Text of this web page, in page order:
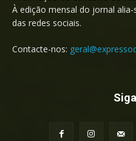
À edição mensal do jornal
das redes sociais.
Contacte-nos: